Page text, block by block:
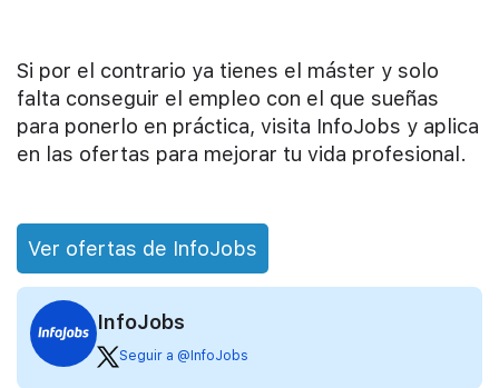
Si por el contrario ya tienes el máster y solo
falta conseguir el empleo con el que sueñas
para ponerlo en práctica, visita InfoJobs y aplica
en las ofertas para mejorar tu vida profesional.
Ver ofertas de InfoJobs
InfoJobs
Seguir a @InfoJobs